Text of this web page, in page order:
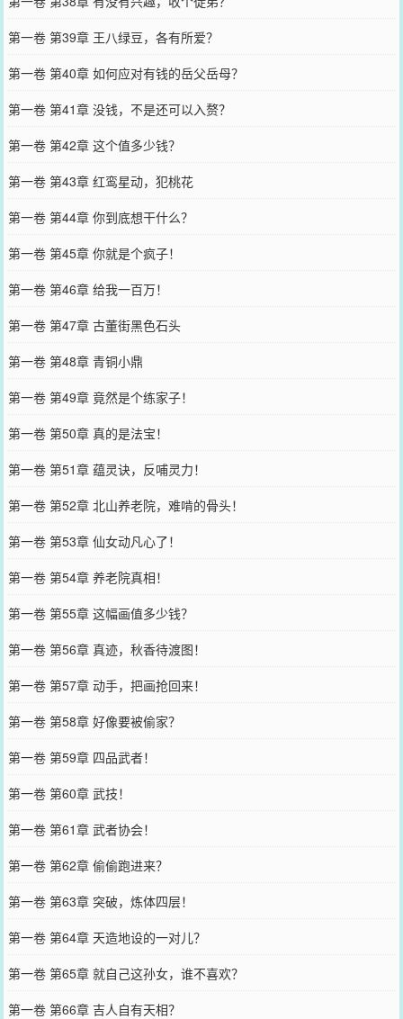
第一卷 第39章 王八绿豆，各有所爱？
第一卷 第40章 如何应对有钱的岳父岳母？
第一卷 第41章 没钱，不是还可以入赘？
第一卷 第42章 这个值多少钱？
第一卷 第43章 红鸾星动，犯桃花
第一卷 第44章 你到底想干什么？
第一卷 第45章 你就是个疯子！
第一卷 第46章 给我一百万！
第一卷 第47章 古董街黑色石头
第一卷 第48章 青铜小鼎
第一卷 第49章 竟然是个练家子！
第一卷 第50章 真的是法宝！
第一卷 第51章 蕴灵诀，反哺灵力！
第一卷 第52章 北山养老院，难啃的骨头！
第一卷 第53章 仙女动凡心了！
第一卷 第54章 养老院真相！
第一卷 第55章 这幅画值多少钱？
第一卷 第56章 真迹，秋香待渡图！
第一卷 第57章 动手，把画抢回来！
第一卷 第58章 好像要被偷家？
第一卷 第59章 四品武者！
第一卷 第60章 武技！
第一卷 第61章 武者协会！
第一卷 第62章 偷偷跑进来？
第一卷 第63章 突破，炼体四层！
第一卷 第64章 天造地设的一对儿？
第一卷 第65章 就自己这孙女，谁不喜欢？
第一卷 第66章 吉人自有天相？